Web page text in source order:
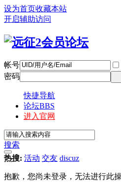
设为首页收藏本站
开启辅助访问
帐号
密码
快捷导航
论坛BBS
进入官网
搜索
热搜: 活动 交友 discuz
抱歉，您尚未登录，无法进行此